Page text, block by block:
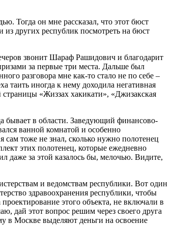
Тогда он мне рассказал, что этот бюст
других республик посмотреть на бюст
звонит Шараф Рашидович и благодарит
за первые три места. Дальше был
разговора мне как-то стало не по себе –
таить иногда к нему доходила негативная
страницы «Жиззах хакикати», «Джизакская
бывает в области. Заведующий финансово-
ванной комнатой и особенно
тоже не знал, сколько нужно полотенец
этих полотенец, которые ежедневно
даже за этой казалось бы, мелочью. Видите,
и ведомствам республики. Вот один
здравоохранения республики, чтобы
этого объекта, не включали в
дай этот вопрос решим через своего друга
в Москве выделяют деньги на освоение